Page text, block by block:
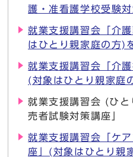
護・准看護学校受験
就業支援講習会「介
はひとり親家庭の方)
就業支援講習会「介
(対象はひとり親家庭
就業支援講習会 (ひ
売者試験対策講座」
就業支援講習会「ケ
座」(対象はひとり親